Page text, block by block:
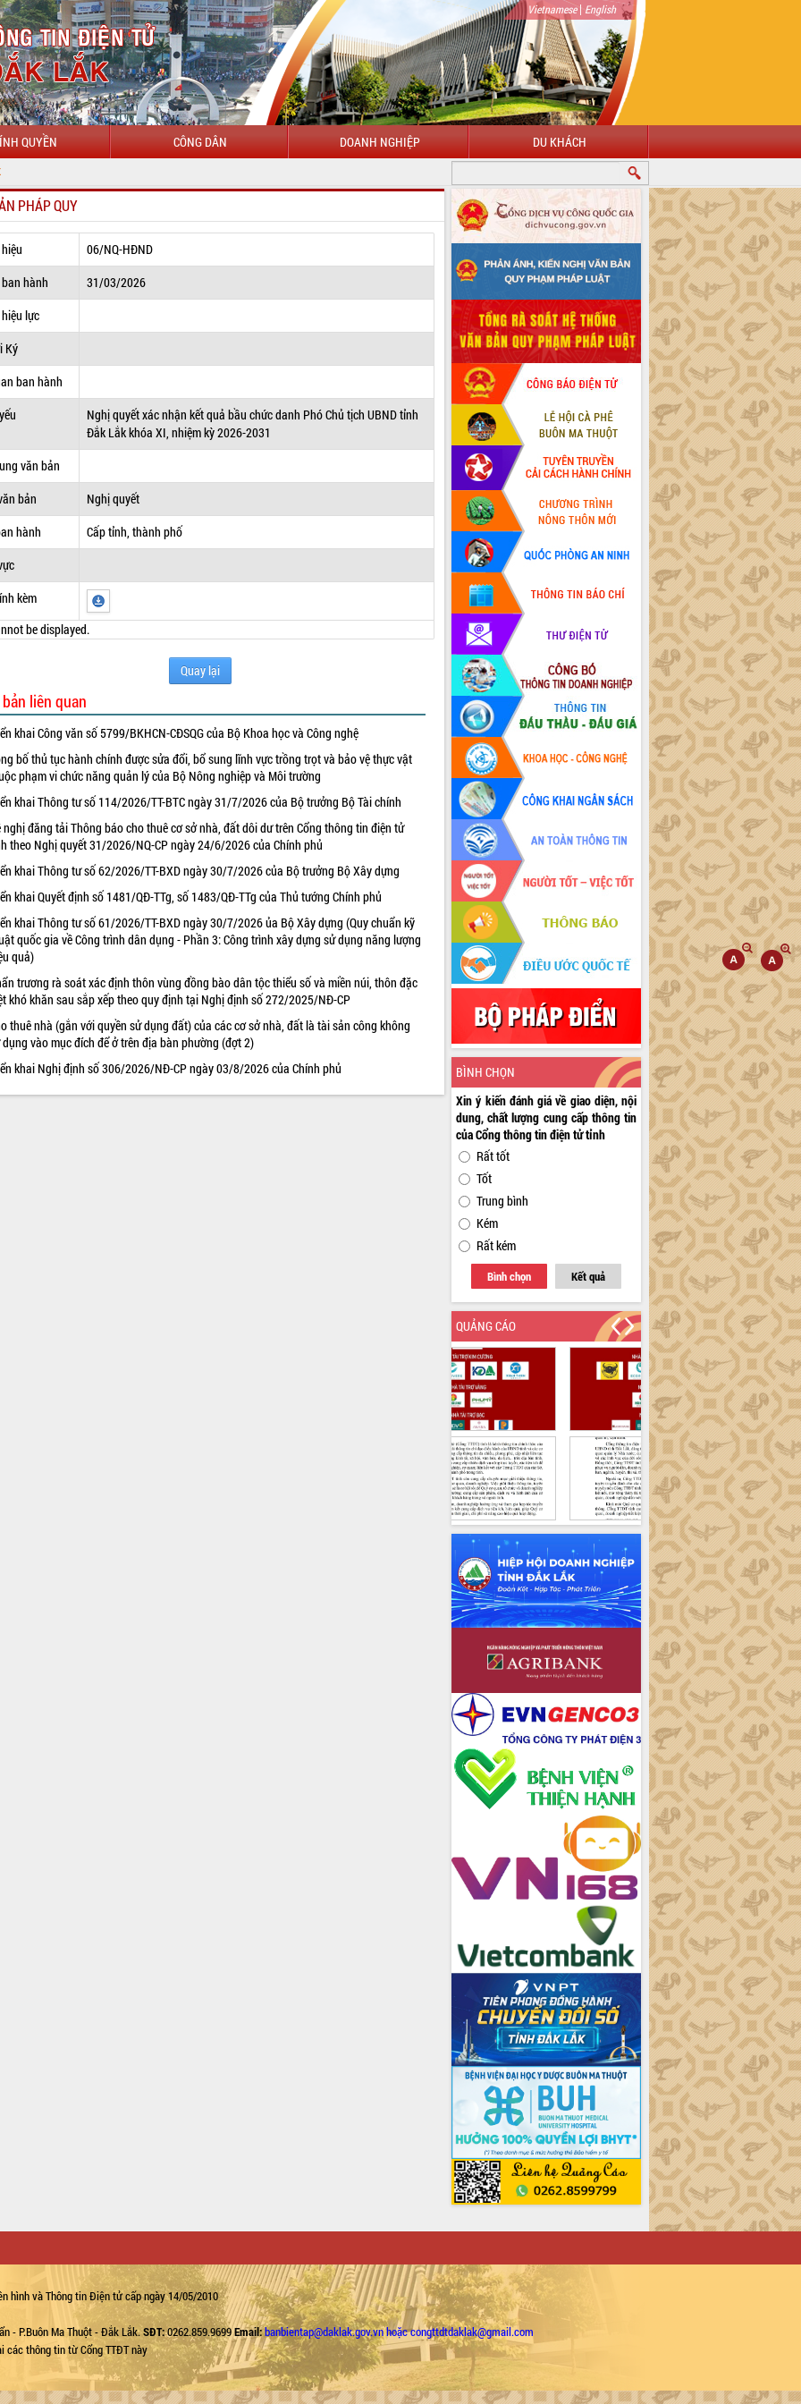
Vietnamese| English
QUYỀN CÔNG DÂN DOANH NGHIỆP DU KHÁCH
PHÁP QUY
06/NQ-HĐND
hành
31/03/2026
lực
Ký
ban hành
Nghị quyết xác nhận kết quả bầu chức danh Phó Chủ tịch UBND tỉnh
Đắk Lắk khóa XI, nhiệm kỳ 2026-2031
văn bản
bản
Nghị quyết
hành
Cấp tỉnh, thành phố
kèm
be displayed.
Quay lại
liên quan
khai Công văn số 5799/BKHCN-CĐSQG của Bộ Khoa học và Công nghệ
bố thủ tục hành chính được sửa đổi, bổ sung lĩnh vực trồng trọt và bảo vệ thực vật
phạm vi chức năng quản lý của Bộ Nông nghiệp và Môi trường
khai Thông tư số 114/2026/TT-BTC ngày 31/7/2026 của Bộ trưởng Bộ Tài chính
nghị đăng tải Thông báo cho thuê cơ sở nhà, đất dôi dư trên Cổng thông tin điện tử
theo Nghị quyết 31/2026/NQ-CP ngày 24/6/2026 của Chính phủ
khai Thông tư số 62/2026/TT-BXD ngày 30/7/2026 của Bộ trưởng Bộ Xây dựng
khai Quyết định số 1481/QĐ-TTg, số 1483/QĐ-TTg của Thủ tướng Chính phủ
khai Thông tư số 61/2026/TT-BXD ngày 30/7/2026 ủa Bộ Xây dựng (Quy chuẩn kỹ
quốc gia về Công trình dân dụng - Phần 3: Công trình xây dựng sử dụng năng lượng
quả)
trương rà soát xác định thôn vùng đồng bào dân tộc thiểu số và miền núi, thôn đặc
khó khăn sau sắp xếp theo quy định tại Nghị định số 272/2025/NĐ-CP
thuê nhà (gắn với quyền sử dụng đất) của các cơ sở nhà, đất là tài sản công không
dụng vào mục đích để ở trên địa bàn phường (đợt 2)
khai Nghị định số 306/2026/NĐ-CP ngày 03/8/2026 của Chính phủ
BÌNH CHỌN
Xin ý kiến đánh giá về giao diện, nội
dung, chất lượng cung cấp thông tin
của Cổng thông tin điện tử tỉnh
Rất tốt
Tốt
Trung bình
Kém
Rất kém
Bình chọn Kết quả
QUẢNG CÁO
hình và Thông tin Điện tử cấp ngày 14/05/2010
- P.Buôn Ma Thuột - Đắk Lắk.SĐT:0262.859.9699Email:banbientap@daklak.gov.vn hoặc congttdtdaklak@gmail.com
các thông tin từ Cổng TTĐT này